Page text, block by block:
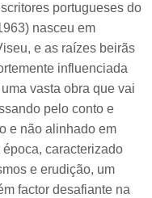
portugueses do
nasceu em
e as raízes beirãs
influenciada
vasta obra que vai
pelo conto e
e não alinhado em
caracterizado
e erudição, um
factor desafiante na